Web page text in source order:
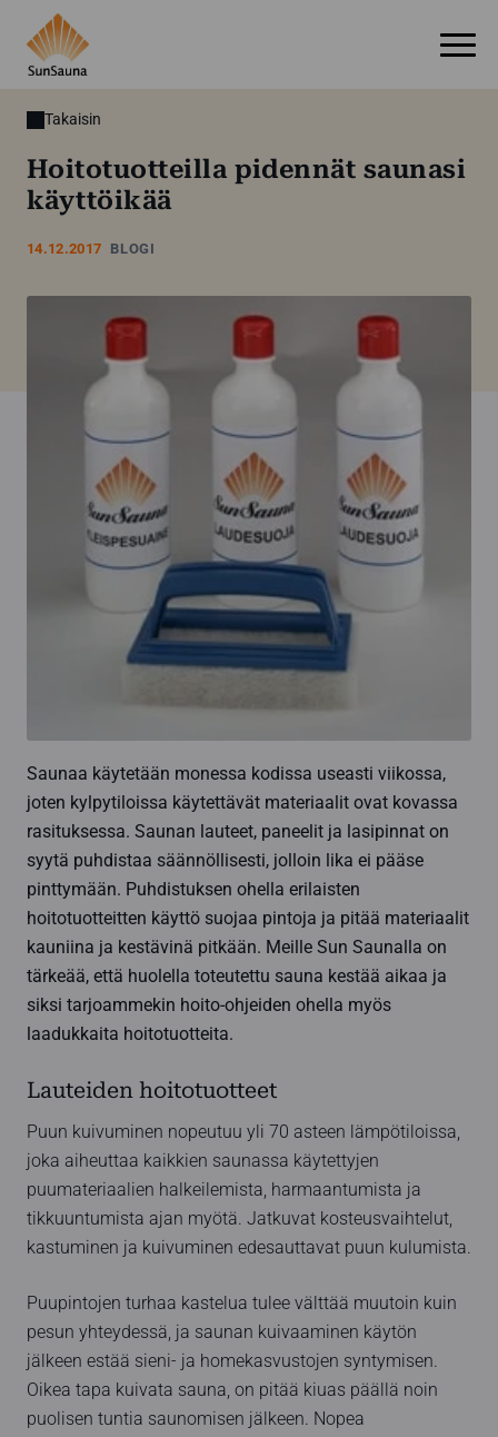
Takaisin
14.12.2017 BLOGI
Hoitotuotteilla pidennät saunasi
käyttöikää
Saunaa käytetään monessa kodissa useasti viikossa,
joten kylpytiloissa käytettävät materiaalit ovat kovassa
rasituksessa. Saunan lauteet, paneelit ja lasipinnat on
syytä puhdistaa säännöllisesti, jolloin lika ei pääse
pinttymään. Puhdistuksen ohella erilaisten
hoitotuotteitten käyttö suojaa pintoja ja pitää materiaalit
kauniina ja kestävinä pitkään. Meille Sun Saunalla on
tärkeää, että huolella toteutettu sauna kestää aikaa ja
siksi tarjoammekin hoito-ohjeiden ohella myös
laadukkaita hoitotuotteita.
Lauteiden hoitotuotteet
Puun kuivuminen nopeutuu yli 70 asteen lämpötiloissa,
joka aiheuttaa kaikkien saunassa käytettyjen
puumateriaalien halkeilemista, harmaantumista ja
tikkuuntumista ajan myötä. Jatkuvat kosteusvaihtelut,
kastuminen ja kuivuminen edesauttavat puun kulumista.
Puupintojen turhaa kastelua tulee välttää muutoin kuin
pesun yhteydessä, ja saunan kuivaaminen käytön
jälkeen estää sieni- ja homekasvustojen syntymisen.
Oikea tapa kuivata sauna, on pitää kiuas päällä noin
puolisen tuntia saunomisen jälkeen. Nopea